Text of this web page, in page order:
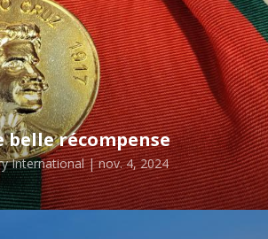
belle récompense
International | nov. 4, 2024